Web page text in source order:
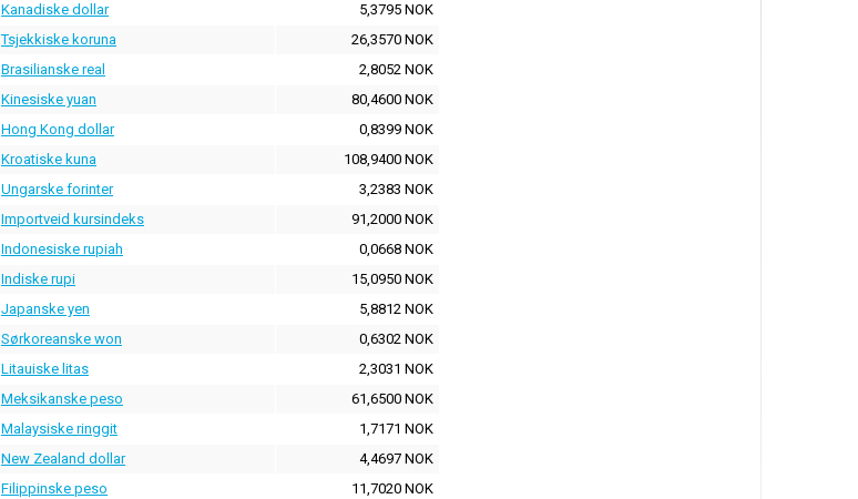
Kanadiske dollar
5,3795 NOK
Tsjekkiske koruna
26,3570 NOK
Brasilianske real
2,8052 NOK
Kinesiske yuan
80,4600 NOK
Hong Kong dollar
0,8399 NOK
Kroatiske kuna
108,9400 NOK
Ungarske forinter
3,2383 NOK
Importveid kursindeks
91,2000 NOK
Indonesiske rupiah
0,0668 NOK
Indiske rupi
15,0950 NOK
Japanske yen
5,8812 NOK
Sørkoreanske won
0,6302 NOK
Litauiske litas
2,3031 NOK
Meksikanske peso
61,6500 NOK
Malaysiske ringgit
1,7171 NOK
New Zealand dollar
4,4697 NOK
Filippinske peso
11,7020 NOK